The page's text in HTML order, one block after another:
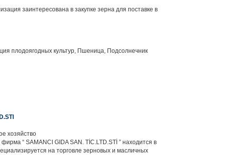
заинтересована в закупке зерна для поставке в
плодоягодных культур, Пшеница, Подсолнечник
хозяйство
“ SAMANCI GIDA SAN. TİC.LTD.STİ ” находится в
на торговле зерновых и масличных